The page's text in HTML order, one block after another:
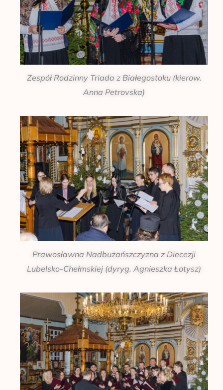
Zespół Rodzinny Triada z Białegostoku (kierow.
Anna Petrovska)
Prawosławna Nadbużańszczyzna z Diecezji
Lubelsko-Chełmskiej (dyryg. Agnieszka Łotysz)